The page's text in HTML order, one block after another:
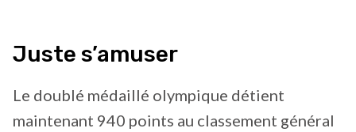
Juste s’amuser
Le doublé médaillé olympique détient
maintenant 940 points au classement général